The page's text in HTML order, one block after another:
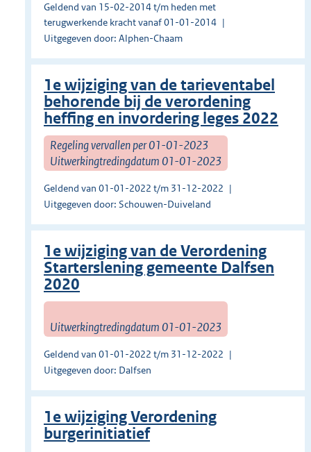
Geldend van 15-02-2014 t/m heden met
terugwerkende kracht vanaf 01-01-2014
Uitgegeven door: Alphen-Chaam
1e wijziging van de tarieventabel
behorende bij de verordening
heffing en invordering leges 2022
Regeling vervallen per 01-01-2023
Uitwerkingtredingdatum 01-01-2023
Geldend van 01-01-2022 t/m 31-12-2022
Uitgegeven door: Schouwen-Duiveland
1e wijziging van de Verordening
Starterslening gemeente Dalfsen
2020
Uitwerkingtredingdatum 01-01-2023
Geldend van 01-01-2022 t/m 31-12-2022
Uitgegeven door: Dalfsen
1e wijziging Verordening
burgerinitiatief